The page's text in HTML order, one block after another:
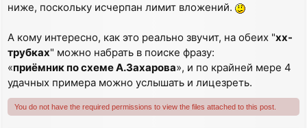
ниже, поскольку исчерпан лимит вложений.
А кому интересно, как это реально звучит, на обеих "хх-
трубках" можно набрать в поиске фразу:
«приёмник по схеме А.Захарова», и по крайней мере 4
удачных примера можно услышать и лицезреть.
You do not have the required permissions to view the files attached to this post.